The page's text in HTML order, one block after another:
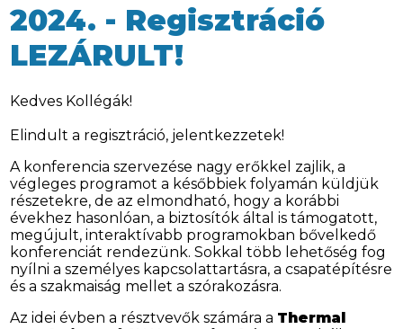
2024. - Regisztráció
LEZÁRULT!
Kedves Kollégák!
Elindult a regisztráció, jelentkezzetek!
A konferencia szervezése nagy erőkkel zajlik, a
végleges programot a későbbiek folyamán küldjük
részetekre, de az elmondható, hogy a korábbi
évekhez hasonlóan, a biztosítók által is támogatott,
megújult, interaktívabb programokban bővelkedő
konferenciát rendezünk. Sokkal több lehetőség fog
nyílni a személyes kapcsolattartásra, a csapatépítésre
és a szakmaiság mellet a szórakozásra.
Az idei évben a résztvevők számára a Thermal